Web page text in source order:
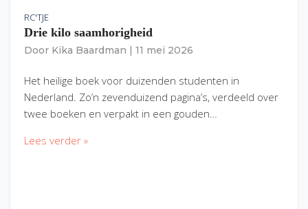
RC'TJE
Drie kilo saamhorigheid
Door Kika Baardman 11 mei 2026
Het heilige boek voor duizenden studenten in
Nederland. Zo’n zevenduizend pagina’s, verdeeld over
twee boeken en verpakt in een gouden…
Lees verder »